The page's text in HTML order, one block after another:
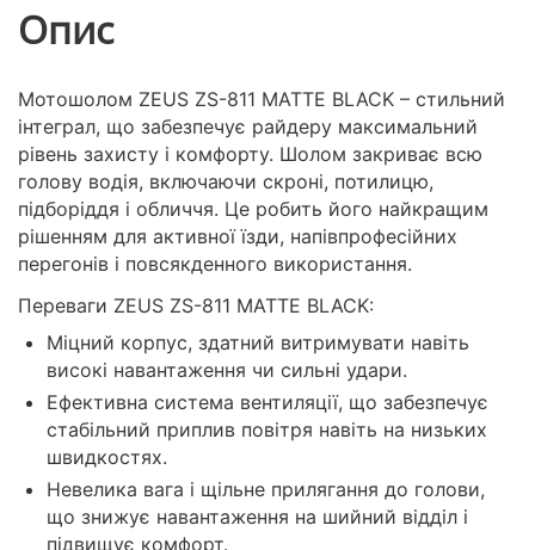
Опис
Мотошолом ZEUS ZS-811 MATTE BLACK – стильний
інтеграл, що забезпечує райдеру максимальний
рівень захисту і комфорту. Шолом закриває всю
голову водія, включаючи скроні, потилицю,
підборіддя і обличчя. Це робить його найкращим
рішенням для активної їзди, напівпрофесійних
перегонів і повсякденного використання.
Переваги ZEUS ZS-811 MATTE BLACK:
Міцний корпус, здатний витримувати навіть
високі навантаження чи сильні удари.
Ефективна система вентиляції, що забезпечує
стабільний приплив повітря навіть на низьких
швидкостях.
Невелика вага і щільне прилягання до голови,
що знижує навантаження на шийний відділ і
підвищує комфорт.